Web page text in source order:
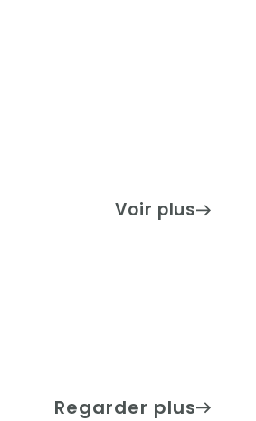
Voir plus
Regarder plus